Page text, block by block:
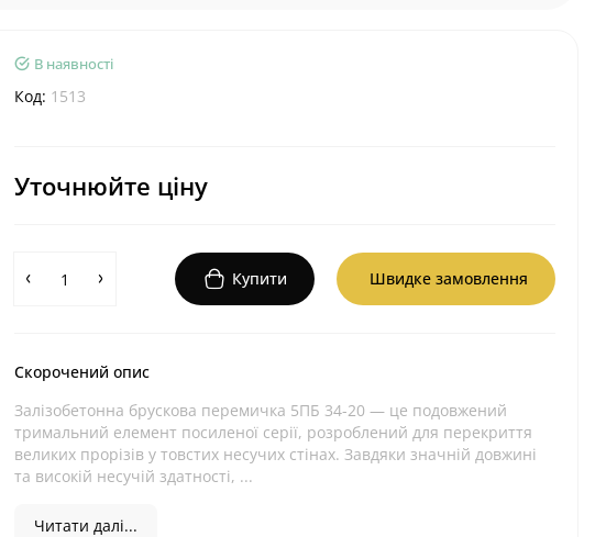
В наявності
Код: 1513
Уточнюйте ціну
Купити Швидке замовлення
Скорочений опис
Залізобетонна брускова перемичка 5ПБ 34-20 — це подовжений
тримальний елемент посиленої серії, розроблений для перекриття
великих прорізів у товстих несучих стінах. Завдяки значній довжині
та високій несучій здатності, ...
Читати далі...